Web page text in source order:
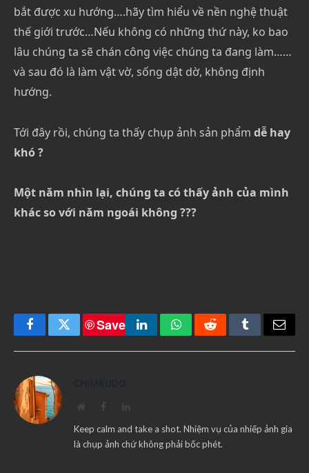
bắt được xu hướng….hãy tìm hiểu về nền nghệ thuật
thế giới trước…Nếu không có những thứ này, ko bao
lâu chúng ta sẽ chán công việc chúng ta đang làm……
và sau đó là làm vật vờ, sống dật dờ, không định
hướng.
Tới đây rồi, chúng ta thấy chụp ảnh sản phẩm dễ hay
khó ?
Một năm nhìn lại, chúng ta có thấy ảnh của mình
khác so với năm ngoái không ???
FacebookTwitter
Save
LinkedInWhatsAppRedditTumblrEmail
Keep calm and take a shot. Nhiệm vụ của nhiếp ảnh gia
là chụp ảnh chứ không phải bốc phét.